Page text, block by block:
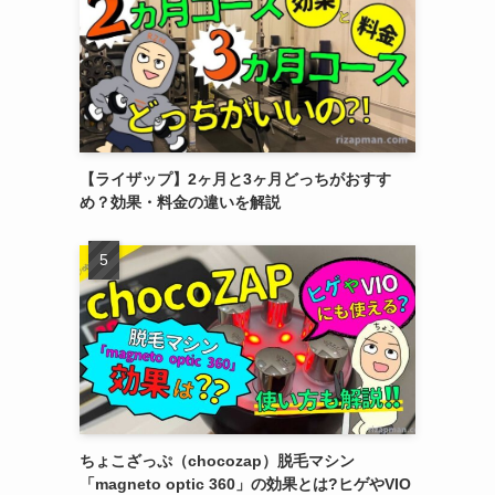
【ライザップ】2ヶ月と3ヶ月どっちがおすす
め？効果・料金の違いを解説
ちょこざっぷ（chocozap）脱毛マシン
「magneto optic 360」の効果とは?ヒゲやVIO